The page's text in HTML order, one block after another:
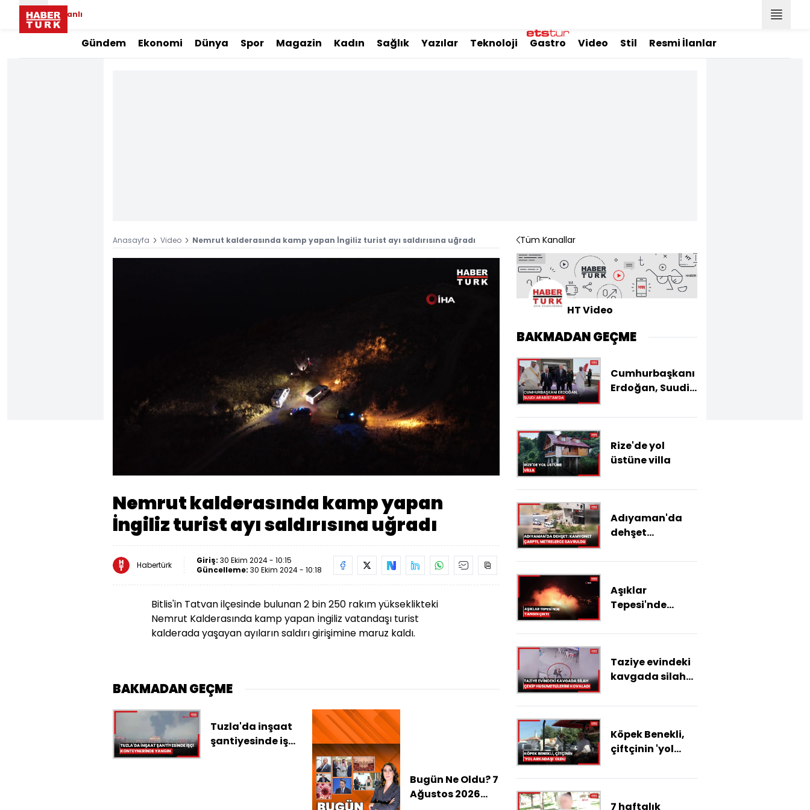
Canlı
Gündem Ekonomi Dünya Spor Magazin Kadın Sağlık Yazılar Teknoloji Gastro Video Stil Resmi İlanlar
Anasayfa Video Nemrut kalderasında kamp yapan İngiliz turist ayı saldırısına uğradı
Nemrut kalderasında kamp yapan
İngiliz turist ayı saldırısına uğradı
Habertürk Giriş: 30 Ekim 2024 - 10:15
Güncelleme: 30 Ekim 2024 - 10:18
Bitlis'in Tatvan ilçesinde bulunan 2 bin 250 rakım yükseklikteki
Nemrut Kalderasında kamp yapan İngiliz vatandaşı turist
kalderada yaşayan ayıların saldırı girişimine maruz kaldı.
BAKMADAN GEÇME
Tuzla'da inşaat
şantiyesinde işçi
Bugün Ne Oldu? 7
Ağustos 2026
Tüm Kanallar
HT Video
BAKMADAN GEÇME
Cumhurbaşkanı
Erdoğan, Suudi
Rize'de yol
üstüne villa
Adıyaman'da
dehşet
Kamyonetle
metrelerce
fırlattı
Aşıklar
Tepesi'nde
Taziye evindeki
kavgada silah
husumetlilerini
Köpek Benekli,
çiftçinin 'yol
7 haftalık